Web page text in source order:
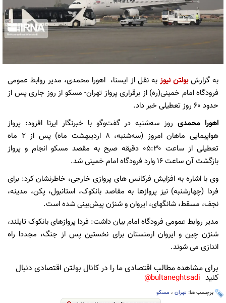
به گزارشبولتن نیوز به نقل از ایسنا، اهورا محمدی، مدیر روابط عمومی
فرودگاه امام خمینی(ره) از برقراری پرواز تهران- مسکو از روز جاری پس از
حدود ۶۰ روز تعطیلی خبر داد.
اهورا محمدیروز سه‌شنبه در گفت‌وگو با خبرنگار ایرنا افزود: پرواز
هواپیمایی ماهان امروز (سه‌شنبه، ۸ اردیبهشت ماه) پس از ۲ ماه
تعطیلی از ساعت ۰۵:۳۰ دقیقه صبح به مقصد مسکو انجام و پرواز
بازگشت آن ساعت ۱۶ وارد فرودگاه امام خمینی شد.
وی با اشاره به افزایش فرکانس های پروازی خارجی، خاطرنشان کرد: برای
فردا (چهارشنبه) نیز پروازها به مقاصد بانکوک، استانبول، پکن، مدینه،
نجف، مسقط، شانگهای، ایروان و شنژن پیش‌بینی شده است.
مدیر روابط عمومی فرودگاه امام بیان داشت: فردا پروازهای بانکوک تایلند،
شنژن چین و ایروان ارمنستان برای نخستین پس از جنگ، مجددا راه
اندازی می شوند.
برای مشاهده مطالب اقتصادی ما را در کانال بولتن اقتصادی دنبال
کنید bultaneghtsadi@
برچسب ها: تهران ، مسکو